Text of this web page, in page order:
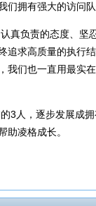
拥有强大的访问
真负责的态度、坚
追求高质量的执行
我们也一直用最实
3人，逐步发展成
助凌格成长。